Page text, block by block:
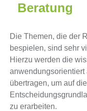
Beratung
Die Themen, die der
bespielen, sind sehr
Hierzu werden die
übertragen, um auf
zu erarbeiten.